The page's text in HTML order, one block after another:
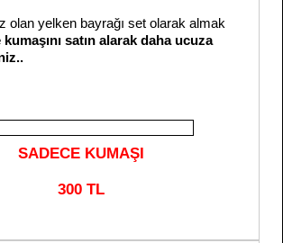
yelken bayrağı set olarak almak
satın alarak daha ucuza
SADECE KUMAŞI
300 TL